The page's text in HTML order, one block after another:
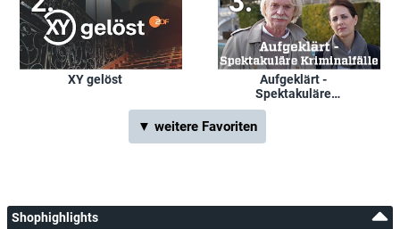
XY gelöst
Aufgeklärt -
Spektakuläre
Kriminalfälle
▼ weitere Favoriten
Shophighlights